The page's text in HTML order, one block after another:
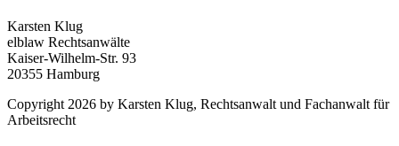
Karsten Klug
elblaw Rechtsanwälte
Kaiser-Wilhelm-Str. 93
20355 Hamburg
Copyright 2026 by Karsten Klug, Rechtsanwalt und Fachanwalt für
Arbeitsrecht